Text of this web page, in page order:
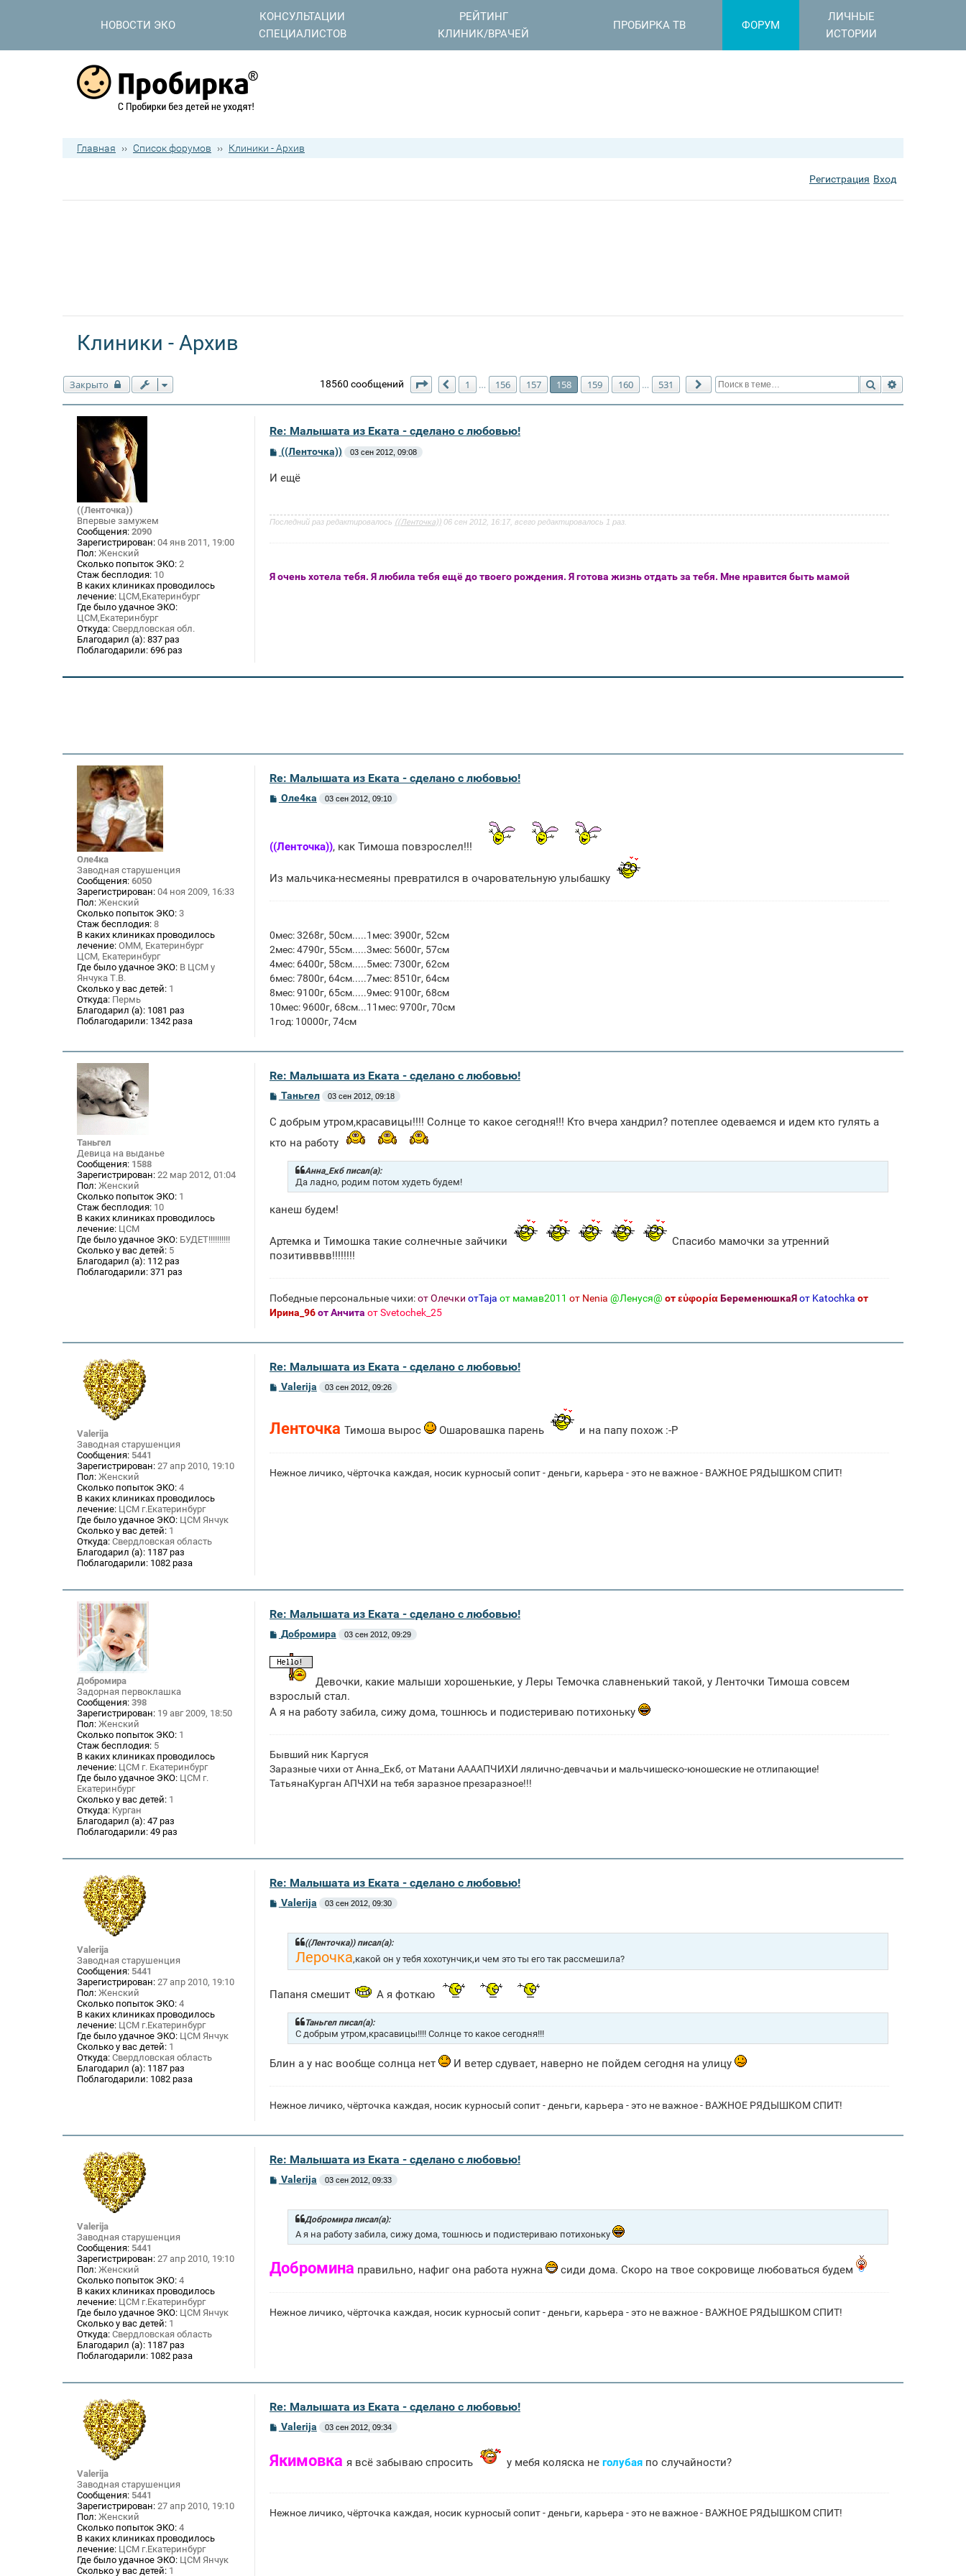
НОВОСТИ ЭКО
КОНСУЛЬТАЦИИ
СПЕЦИАЛИСТОВ
РЕЙТИНГ
КЛИНИК/ВРАЧЕЙ
ПРОБИРКА ТВ ФОРУМ
ЛИЧНЫЕ
ИСТОРИИ
Главная ›› Список форумов ›› Клиники - Архив
Регистрация Вход
Клиники - Архив
Закрыто Поиск
18560 сообщений Страница 158 из531
Пред.
1 … 156 157 158 159 160 … 531 След.
((Ленточка))
Впервые замужем
Сообщения: 2090
Зарегистрирован: 04 янв 2011, 19:00
Пол: Женский
Сколько попыток ЭКО: 2
Стаж бесплодия: 10
В каких клиниках проводилось
лечение: ЦСМ,Екатеринбург
Где было удачное ЭКО:
ЦСМ,Екатеринбург
Откуда: Свердловская обл.
Благодарил (а): 837 раз
Поблагодарили: 696 раз
Re: Малышата из Еката - сделано с любовью!
С
б
и
((Ленточка)) 03 сен 2012, 09:08
И ещё
Последний раз редактировалось ((Ленточка)) 06 сен 2012, 16:17, всего редактировалось 1 раз.
Я очень хотела тебя. Я любила тебя ещё до твоего рождения. Я готова жизнь отдать за тебя. Мне нравится быть мамой
Оле4ка
Заводная старушенция
Сообщения: 6050
Зарегистрирован: 04 ноя 2009, 16:33
Пол: Женский
Сколько попыток ЭКО: 3
Стаж бесплодия: 8
В каких клиниках проводилось
лечение: ОММ, Екатеринбург
ЦСМ, Екатеринбург
Где было удачное ЭКО: В ЦСМ у
Янчука Т.В.
Сколько у вас детей: 1
Откуда: Пермь
Благодарил (а): 1081 раз
Поблагодарили: 1342 раза
Re: Малышата из Еката - сделано с любовью!
С
е
е
Оле4ка 03 сен 2012, 09:10
((Ленточка)), как Тимоша повзрослел!!!
Из мальчика-несмеяны превратился в очаровательную улыбашку
0мес: 3268г, 50см.....1мес: 3900г, 52см
2мес: 4790г, 55см.....3мес: 5600г, 57см
4мес: 6400г, 58см.....5мес: 7300г, 62см
6мес: 7800г, 64см.....7мес: 8510г, 64см
8мес: 9100г, 65см.....9мес: 9100г, 68см
10мес: 9600г, 68см...11мес: 9700г, 70см
1год: 10000г, 74см
Таньгел
Девица на выданье
Сообщения: 1588
Зарегистрирован: 22 мар 2012, 01:04
Пол: Женский
Сколько попыток ЭКО: 1
Стаж бесплодия: 10
В каких клиниках проводилось
лечение: ЦСМ
Где было удачное ЭКО: БУДЕТ!!!!!!!!!!
Сколько у вас детей: 5
Благодарил (а): 112 раз
Поблагодарили: 371 раз
Re: Малышата из Еката - сделано с любовью!
С
б
е
Таньгел 03 сен 2012, 09:18
С добрым утром,красавицы!!!! Солнце то какое сегодня!!! Кто вчера хандрил? потеплее одеваемся и идем кто гулять а
кто на работу
Анна_Екб писал(а):
Да ладно, родим потом худеть будем!
канеш будем!
Артемка и Тимошка такие солнечные зайчики
Спасибо мамочки за утренний
позитивввв!!!!!!!!
Победные персональные чихи:от Олечки отTaja от мамав2011 от Nenia @Ленуся@ от εὐφορίαБеременюшкаЯот Katochka от
Ирина_96от Анчита от Svetochek_25
Valerija
Заводная старушенция
Сообщения: 5441
Зарегистрирован: 27 апр 2010, 19:10
Пол: Женский
Сколько попыток ЭКО: 4
В каких клиниках проводилось
лечение: ЦСМ г.Екатеринбург
Где было удачное ЭКО: ЦСМ Янчук
Сколько у вас детей: 1
Откуда: Свердловская область
Благодарил (а): 1187 раз
Поблагодарили: 1082 раза
Re: Малышата из Еката - сделано с любовью!
С
щ
е
Valerija 03 сен 2012, 09:26
Ленточка Тимоша вырос Ошаровашка парень и на папу похож :-P
Нежное личико, чёрточка каждая, носик курносый сопит - деньги, карьера - это не важное - ВАЖНОЕ РЯДЫШКОМ СПИТ!
Добромира
Задорная первоклашка
Сообщения: 398
Зарегистрирован: 19 авг 2009, 18:50
Пол: Женский
Сколько попыток ЭКО: 1
Стаж бесплодия: 5
В каких клиниках проводилось
лечение: ЦСМ г. Екатеринбург
Где было удачное ЭКО: ЦСМ г.
Екатеринбург
Сколько у вас детей: 1
Откуда: Курган
Благодарил (а): 47 раз
Поблагодарили: 49 раз
Re: Малышата из Еката - сделано с любовью!
С
б
н
и
е
Добромира 03 сен 2012, 09:29
Девочки, какие малыши хорошенькие, у Леры Темочка славненький такой, у Ленточки Тимоша совсем
взрослый стал.
А я на работу забила, сижу дома, тошнюсь и подистериваю потихоньку
Бывший ник Каргуся
Заразные чихи от Анна_Екб, от Матани ААААПЧИХИ лялично-девчачьи и мальчишеско-юношеские не отлипающие!
ТатьянаКурган АПЧХИ на тебя заразное презаразное!!!
Valerija
Заводная старушенция
Сообщения: 5441
Зарегистрирован: 27 апр 2010, 19:10
Пол: Женский
Сколько попыток ЭКО: 4
В каких клиниках проводилось
лечение: ЦСМ г.Екатеринбург
Где было удачное ЭКО: ЦСМ Янчук
Сколько у вас детей: 1
Откуда: Свердловская область
Благодарил (а): 1187 раз
Поблагодарили: 1082 раза
Re: Малышата из Еката - сделано с любовью!
СValerija 03 сен 2012, 09:30
((Ленточка)) писал(а):
Лерочка,какой он у тебя хохотунчик,и чем это ты его так рассмешила?
Папаня смешит А я фоткаю
Таньгел писал(а):
С добрым утром,красавицы!!!! Солнце то какое сегодня!!!
Блин а у нас вообще солнца нет И ветер сдувает, наверно не пойдем сегодня на улицу
Нежное личико, чёрточка каждая, носик курносый сопит - деньги, карьера - это не важное - ВАЖНОЕ РЯДЫШКОМ СПИТ!
Valerija
Заводная старушенция
Сообщения: 5441
Зарегистрирован: 27 апр 2010, 19:10
Пол: Женский
Сколько попыток ЭКО: 4
В каких клиниках проводилось
лечение: ЦСМ г.Екатеринбург
Где было удачное ЭКО: ЦСМ Янчук
Сколько у вас детей: 1
Откуда: Свердловская область
Благодарил (а): 1187 раз
Поблагодарили: 1082 раза
Re: Малышата из Еката - сделано с любовью!
СValerija 03 сен 2012, 09:33
Добромира писал(а):
А я на работу забила, сижу дома, тошнюсь и подистериваю потихоньку
Добромина правильно, нафиг она работа нужна сиди дома. Скоро на твое сокровище любоваться будем
Нежное личико, чёрточка каждая, носик курносый сопит - деньги, карьера - это не важное - ВАЖНОЕ РЯДЫШКОМ СПИТ!
Valerija
Заводная старушенция
Сообщения: 5441
Зарегистрирован: 27 апр 2010, 19:10
Пол: Женский
Сколько попыток ЭКО: 4
В каких клиниках проводилось
лечение: ЦСМ г.Екатеринбург
Где было удачное ЭКО: ЦСМ Янчук
Сколько у вас детей: 1
Re: Малышата из Еката - сделано с любовью!
С
б
щ
Valerija 03 сен 2012, 09:34
Якимовка я всё забываю спросить у мебя коляска не голубая по случайности?
Нежное личико, чёрточка каждая, носик курносый сопит - деньги, карьера - это не важное - ВАЖНОЕ РЯДЫШКОМ СПИТ!